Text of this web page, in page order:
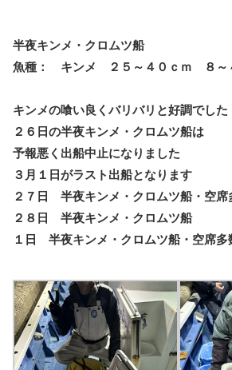
半夜キンメ・クロムツ船
魚種： キンメ ２５～４０ｃｍ ８～
キンメの喰い良くバリバリと好調でした
２６日の半夜キンメ・クロムツ船は
予報悪く出船中止になりました
３月１日がラスト出船となります
２７日 半夜キンメ・クロムツ船・空席
２８日 半夜キンメ・クロムツ船
１日 半夜キンメ・クロムツ船・空席多